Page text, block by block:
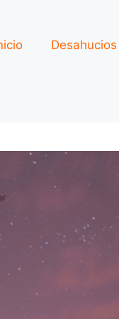
Desahucios